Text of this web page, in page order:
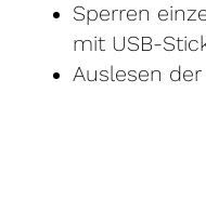
Sperren
mit USB-
Auslesen